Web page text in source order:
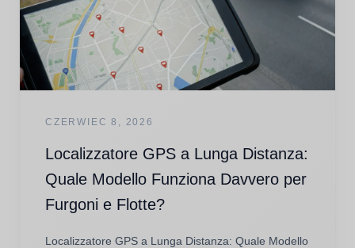
CZERWIEC 8, 2026
Localizzatore GPS a Lunga Distanza:
Quale Modello Funziona Davvero per
Furgoni e Flotte?
Localizzatore GPS a Lunga Distanza: Quale Modello